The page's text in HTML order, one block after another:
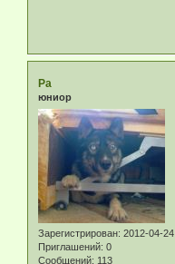
Ра
юниор
Зарегистрирован: 2012-04-24
Приглашений: 0
Сообщений: 113